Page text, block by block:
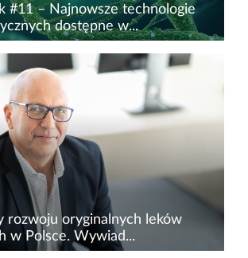
#11 – Najnowsze technologie
dostępne w...
lat temu sekwencjonowanie całego
było jako novum,
rewolucja, która dzieje się na
głównie w krajach zachodnich.
rozwoju oryginalnych leków
w Polsce. Wywiad...